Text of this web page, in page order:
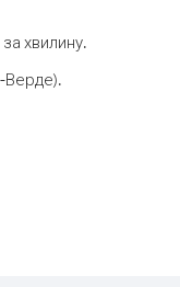
хвилину.
Верде).